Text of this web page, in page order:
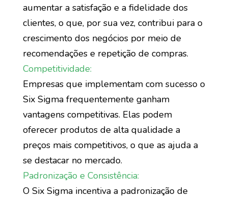
aumentar a satisfação e a fidelidade dos
clientes, o que, por sua vez, contribui para o
crescimento dos negócios por meio de
recomendações e repetição de compras.
Competitividade:
Empresas que implementam com sucesso o
Six Sigma frequentemente ganham
vantagens competitivas. Elas podem
oferecer produtos de alta qualidade a
preços mais competitivos, o que as ajuda a
se destacar no mercado.
Padronização e Consistência:
O Six Sigma incentiva a padronização de